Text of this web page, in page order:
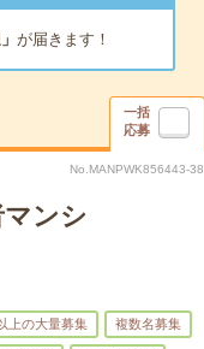
が届きます！
一括
応募
No.MANPWK856443-38
ンシ
上の大量募集 複数名募集